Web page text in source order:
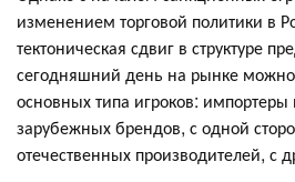
изменением торговой политики в
тектоническая сдвиг в структуре
сегодняшний день на рынке
основных типа игроков:
зарубежных брендов, с одной
отечественных производителей, с